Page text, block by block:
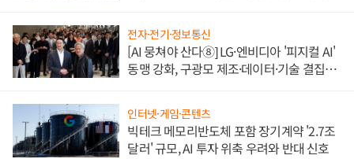
전자·전기·정보통신
[AI 뭉쳐야 산다⑧] LG·엔비디아 '피지컬 AI'
동맹 강화, 구광모 제조·데이터·기술 결집
인터넷·게임·콘텐츠
빅테크 메모리반도체 포함 장기계약 '2.7조
달러' 규모, AI 투자 위축 우려와 반대 신호